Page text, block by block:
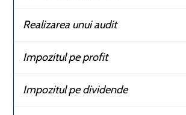
Realizarea unui audit
Impozitul pe profit
Impozitul pe dividende